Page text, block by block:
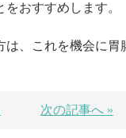
おすすめします。
、これを機会に胃
次の記事へ »